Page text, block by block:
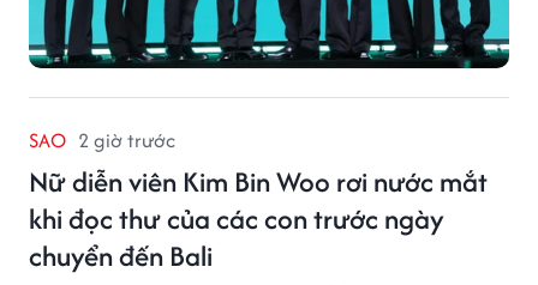
SAO 2 giờ trước
Nữ diễn viên Kim Bin Woo rơi nước mắt
khi đọc thư của các con trước ngày
chuyển đến Bali